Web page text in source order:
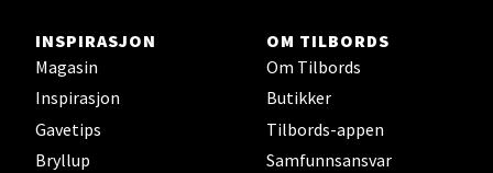
INSPIRASJON
Magasin
Inspirasjon
Gavetips
Bryllup
OM TILBORDS
Om Tilbords
Butikker
Tilbords-appen
Samfunnsansvar
Åpent i dag 10-19
0 i butikk
Velg